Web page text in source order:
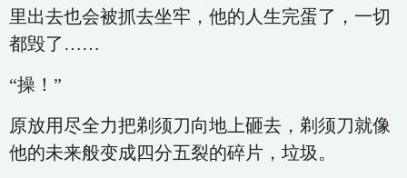
里出去也会被抓去坐牢，他的人生完蛋了，一切
都毁了……
“操！”
原放用尽全力把剃须刀向地上砸去，剃须刀就像
他的未来般变成四分五裂的碎片，垃圾。